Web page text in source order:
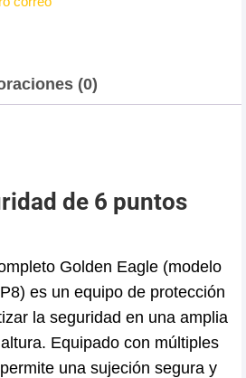
(0)
de 6 puntos
Golden Eagle (modelo
es un equipo de protección
la seguridad en una amplia
Equipado con múltiples
una sujeción segura y